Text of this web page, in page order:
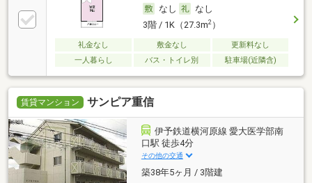
なし
なし
3階 / 1K（27.3m2）
礼金なし 敷金なし
更新料なし
一人暮らし
バス・トイレ別 駐車場(近隣含)
賃貸マンション サンピア重信
伊予鉄道横河原線 愛大医学部南
口駅 徒歩4分
その他の交通
築38年5ヶ月 / 3階建